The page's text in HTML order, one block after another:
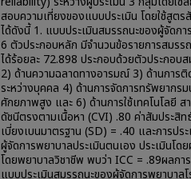
สอบความเที่ยงของแบบประเมิน โดยใช้สูต
ได้ดังนี้ 1. แบบประเมินสมรรถนะของผู้จัดก
6 ตัวประกอบหลัก มีจำนวนข้อรายการสมร
ได้ร้อยละ 72.898 ประกอบด้วยตัวประกอบ
2) ด้านความฉลาดทางอารมณ์ 3) ด้านการ
ระหว่างบุคคล 4) ด้านการจัดการทรัพยาก
ศักยภาพสูง และ 6) ด้านการใช้เทคโนโลยี
ดัชนีตรงตามเนื้อหา (CVI) .80 ค่าสัมประสิ
เบี่ยงเบนมาตรฐาน (SD) = .40 และการปร
ผู้จัดการพยาบาลประเมินตนเอง ประเมินโด
โดยพยาบาลวิชาชีพ พบว่า ICC = .89ผลก
แบบประเมินสมรรถนะของผู้จัดการพยาบา